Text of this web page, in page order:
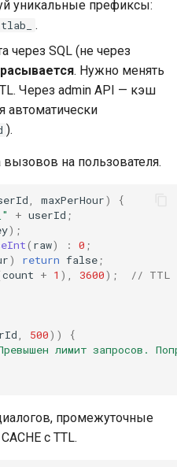
уникальные префиксы:
.
через SQL (не через
. Нужно менять
Через admin API — кэш
автоматически
).
вызовов на пользователя.
maxPerHour)
{
+ userId ;
);
( raw) : 0 ;
) return false ;
count + 1 ), 3600);
// TTL
500))
{
лимит запросов.
промежуточные
с TTL.